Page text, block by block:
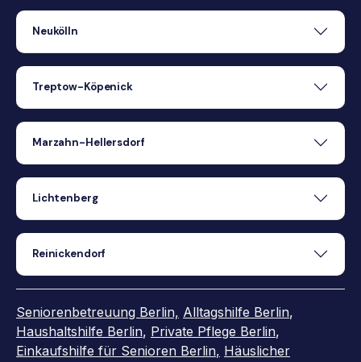
Neukölln
Treptow-Köpenick
Marzahn-Hellersdorf
Lichtenberg
Reinickendorf
Seniorenbetreuung Berlin, Alltagshilfe Berlin,
Haushaltshilfe Berlin, Private Pflege Berlin,
Einkaufshilfe für Senioren Berlin, Häuslicher